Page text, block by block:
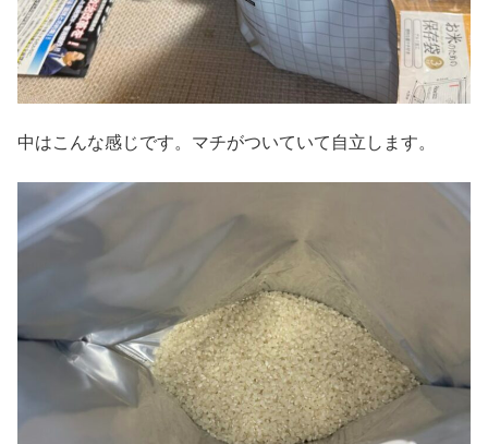
中はこんな感じです。マチがついていて自立します。